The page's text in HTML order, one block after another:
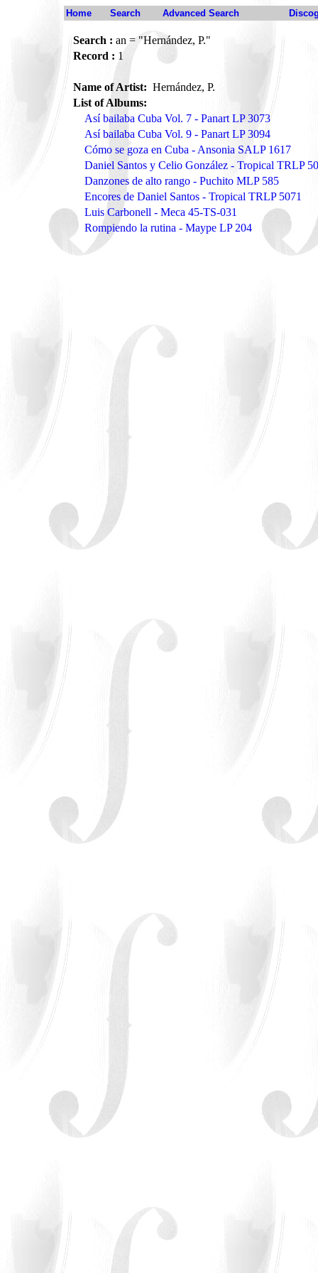
Home Search Advanced Search
Search : an = "Hernández, P."
Record : 1
Name of Artist: Hernández, P.
List of Albums:
Así bailaba Cuba Vol. 7 - Panart LP 3073
Así bailaba Cuba Vol. 9 - Panart LP 3094
Cómo se goza en Cuba - Ansonia SALP 1617
Daniel Santos y Celio González - Tropical TRLP
Danzones de alto rango - Puchito MLP 585
Encores de Daniel Santos - Tropical TRLP 5071
Luis Carbonell - Meca 45-TS-031
Rompiendo la rutina - Maype LP 204